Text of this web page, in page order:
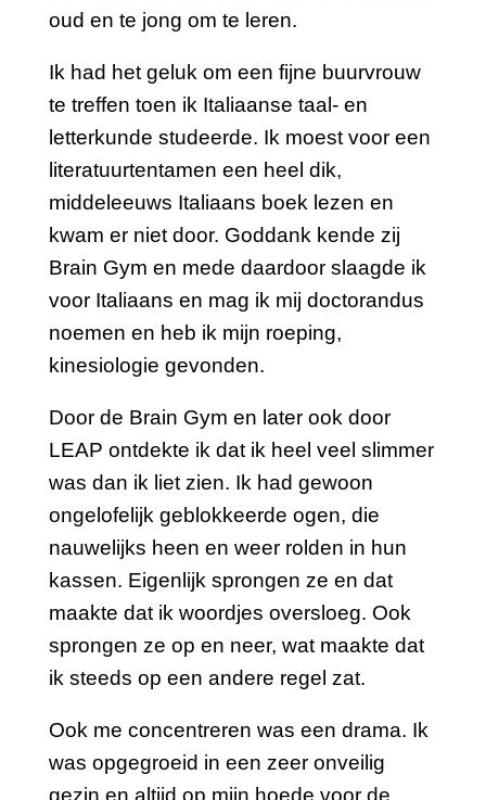
oud en te jong om te leren.
Ik had het geluk om een fijne buurvrouw
te treffen toen ik Italiaanse taal- en
letterkunde studeerde. Ik moest voor een
literatuurtentamen een heel dik,
middeleeuws Italiaans boek lezen en
kwam er niet door. Goddank kende zij
Brain Gym en mede daardoor slaagde ik
voor Italiaans en mag ik mij doctorandus
noemen en heb ik mijn roeping,
kinesiologie gevonden.
Door de Brain Gym en later ook door
LEAP ontdekte ik dat ik heel veel slimmer
was dan ik liet zien. Ik had gewoon
ongelofelijk geblokkeerde ogen, die
nauwelijks heen en weer rolden in hun
kassen. Eigenlijk sprongen ze en dat
maakte dat ik woordjes oversloeg. Ook
sprongen ze op en neer, wat maakte dat
ik steeds op een andere regel zat.
Ook me concentreren was een drama. Ik
was opgegroeid in een zeer onveilig
gezin en altijd op mijn hoede voor de